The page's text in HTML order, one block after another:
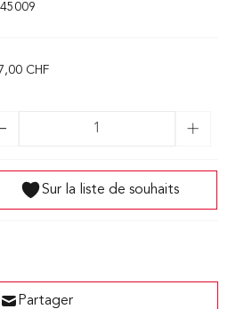
CHF
Sur la liste de souhaits
Partager